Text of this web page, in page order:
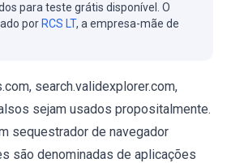
para teste grátis disponível. O
por RCS LT, a empresa-mãe de
search.validexplorer.com,
sejam usados ​​propositalmente.
sequestrador de navegador
são denominadas de aplicações